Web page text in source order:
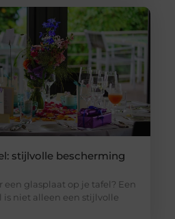
stijlvolle bescherming
een glasplaat op je tafel? Een
is niet alleen een stijlvolle